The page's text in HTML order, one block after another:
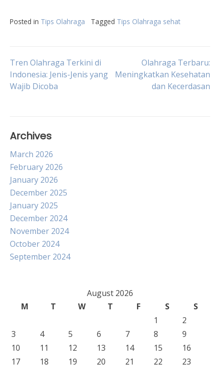
Posted in Tips Olahraga Tagged Tips Olahraga sehat
Post
navigation
Tren Olahraga Terkini di
Indonesia: Jenis-Jenis yang
Wajib Dicoba
Olahraga Terbaru:
Meningkatkan Kesehatan
dan Kecerdasan
Archives
March 2026
February 2026
January 2026
December 2025
January 2025
December 2024
November 2024
October 2024
September 2024
August 2026
M
T W T F S
S
1
2
3
4 5 6 7 8
9
10
11 12 13 14 15
16
17
18 19 20 21 22 23